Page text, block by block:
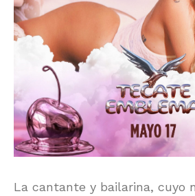
La cantante y bailarina, cuyo